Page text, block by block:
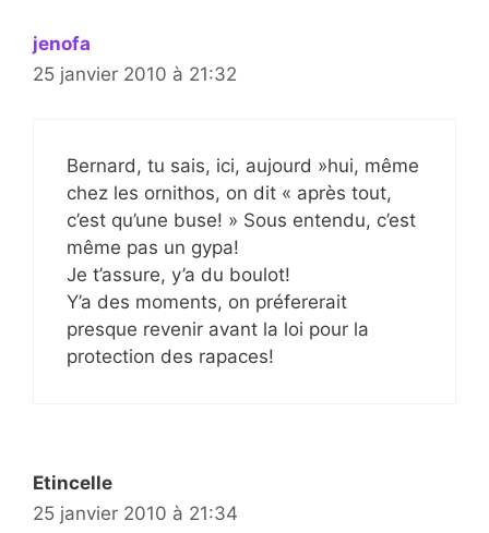
jenofa
25 janvier 2010 à 21:32
Bernard, tu sais, ici, aujourd »hui, même
chez les ornithos, on dit « après tout,
c’est qu’une buse! » Sous entendu, c’est
même pas un gypa!
Je t’assure, y’a du boulot!
Y’a des moments, on préfererait
presque revenir avant la loi pour la
protection des rapaces!
Etincelle
25 janvier 2010 à 21:34